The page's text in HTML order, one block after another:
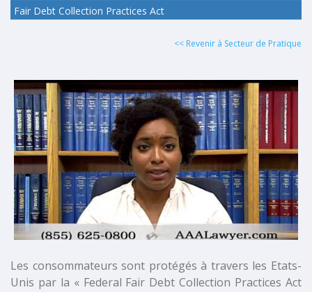
Fair Debt Collection Practices Act
<< Revenir à Secteur de Pratique
Les consommateurs sont protégés à travers les Etats-
Unis par la « Federal Fair Debt Collection Practices Act